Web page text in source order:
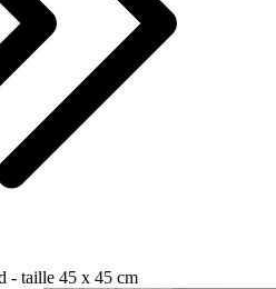
- taille 45 x 45 cm